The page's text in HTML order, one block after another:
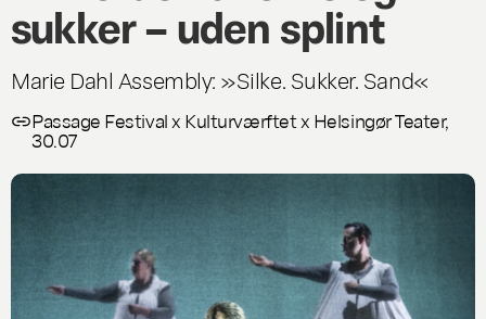
sukker – uden splint
Marie Dahl Assembly: »Silke. Sukker. Sand«
Passage Festival x Kulturværftet x Helsingør Teater,
30.07